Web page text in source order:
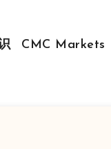
CMC Markets